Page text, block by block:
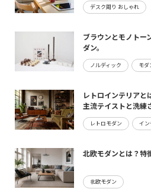
デスク周り おしゃれ
ブラウンとモノトー
ダン。
maturite新作のご
ノルディック モダ
レトロインテリアと
主流テイストと洗練
レトロモダン イ
北欧モダンとは？特
北欧モダン